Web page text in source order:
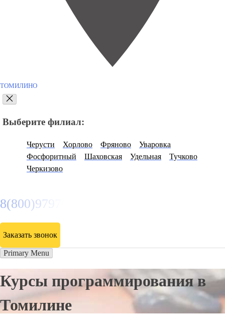
ТОМИЛИНО
Выберите филиал:
Черусти Хорлово Фряново
Уваровка
Фосфоритный
Шаховская Удельная
Тучково
Черкизово
8(800)9797043
Заказать звонок
Primary Menu
Курсы программирования в
Томилине